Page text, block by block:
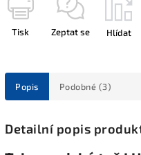
Tisk Zeptat se Hlídat
Popis Podobné (3)
Detailní popis